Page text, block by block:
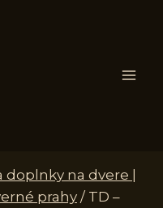
doplnky na dvere |
prahy / TD –